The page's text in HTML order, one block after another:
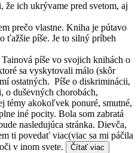
že ich ukrývame pred svetom, aj
prečo vlastne. Kniha je pútavo
ťažšie píše. Je to silný príbeh
píše vo svojich knihách o
sa vyskytovali málo (skôr
ostatných. Píše o diskriminácii,
duševných chorobách,
témy akokoľvek ponuré, smutné,
iné pocity. Bola som zabratá
nasledujúca stránka. Dievča,
ti povedať viac(viac sa mi páčila
v inom svete.
Čítať viac